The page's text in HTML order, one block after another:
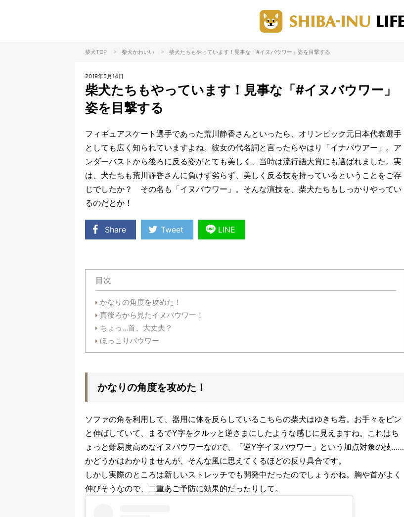
柴犬TOP > 柴犬かわいい > 柴犬たちもやっています！見事な「#イヌバウワー」姿を目撃する
2019年5月14日
柴犬たちもやっています！見事な「#イヌバウワー」
姿を目撃する
フィギュアスケート選手であった荒川静香さんといったら、オリンピック元日本代表選手
としても広く知られていますよね。彼女の代名詞と言ったらやはり「イナバウアー」。ア
ンダーバストから後ろに反る姿がとても美しく、当時は流行語大賞にも選ばれました。実
は、犬たちも荒川静香さんに負けず劣らず、美しく反る技を持っているということをご存
じでしたか？ その名も「イヌバウワー」。そんな演技を、柴犬たちもしっかりやってい
るのだとか！
Share Tweet LINE
目次
かなりの角度を攻めた！
真後ろから見たイヌバウワー！
ちょっ…首、大丈夫？
ほっこりバウワー
かなりの角度を攻めた！
ソファの角を利用して、器用に体を反らしているこちらの柴犬はゆきち君。お手々をピン
と伸ばしていて、まるでY字をクルッと逆さまにしたような感じに見えますね。これはち
ょっと難易度高めなイヌバウワーなので、「逆Y字イヌバウワー」という加点対象の技……
かどうかはわかりませんが、そんな風に思えてくるほどの反り具合です。
しかし実際のところは新しいストレッチでも開発中だったのでしょうかね。胸や首がよく
伸びそうなので、二重あご予防に効果的だったりして。